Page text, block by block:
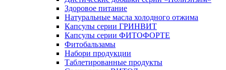
Здоровое питание
Натуральные масла холодного отжима
Капсулы серии ГРИНВИТ
Капсулы серии ФИТОФОРТЕ
Фитобальзамы
Набори продукции
Таблетированные продукты